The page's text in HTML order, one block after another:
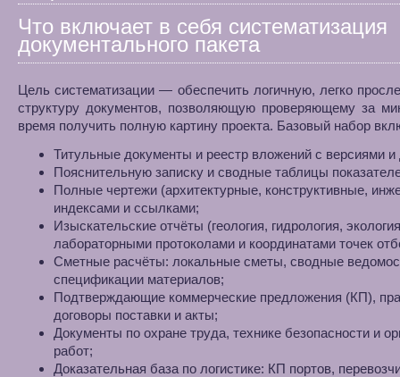
Что включает в себя систематизация
документального пакета
Цель систематизации — обеспечить логичную, легко
структуру документов, позволяющую проверяющему за
время получить полную картину проекта. Базовый набор
Титульные документы и реестр вложений с версиями и
Пояснительную записку и сводные таблицы
Полные чертежи (архитектурные, конструктивные,
индексами и ссылками;
Изыскательские отчёты (геология, гидрология,
лабораторными протоколами и координатами точек
Сметные расчёты: локальные сметы, сводные
спецификации материалов;
Подтверждающие коммерческие предложения (КП),
договоры поставки и акты;
Документы по охране труда, технике безопасности и
работ;
Доказательная база по логистике: КП портов,